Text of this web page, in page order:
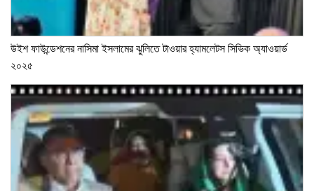
উইশ ফাউন্ডেশনের নাসিমা ইসলামের ঝুলিতে টাওয়ার হ্যামলেটস সিভিক অ্যাওয়ার্ড
২০২৫